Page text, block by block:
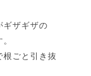
ギザギザの
根ごと引き抜